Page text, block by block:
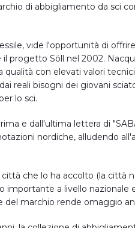
di abbigliamento da sci
vide l'opportunità di
progetto Söll nel 2002.
qualità con elevati valori
reali bisogni dei giovani
lo sci.
e dall'ultima lettera di
nordiche, alludendo
città che lo ha accolto (la città
importante a livello nazionale
del marchio rende omaggio